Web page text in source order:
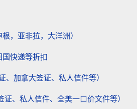
，亚非拉，大洋洲）
快递等折扣
、加拿大签证、私人信件等）
证、私人信件、全美一口价文件等）